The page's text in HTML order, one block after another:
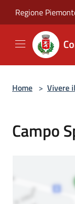
Regione
Home > Vivere
Campo